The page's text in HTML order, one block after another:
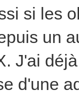
si les
un
J'ai
d'une